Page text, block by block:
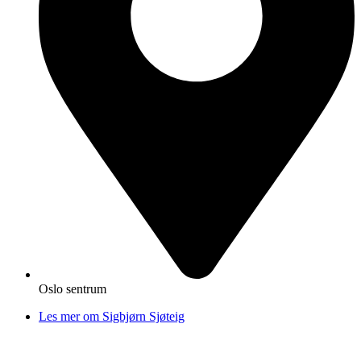
Oslo sentrum
Les mer om Sigbjørn Sjøteig